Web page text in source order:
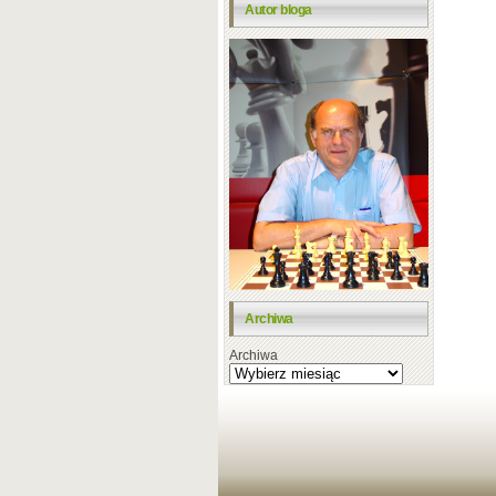
Autor bloga
Archiwa
Archiwa